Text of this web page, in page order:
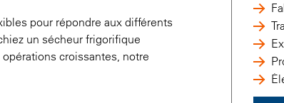
pour répondre aux différents
un sécheur frigorifique
croissantes, notre